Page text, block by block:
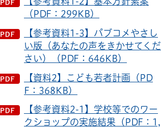
（PDF：299KB）
【参考資料1-3】パブコメやさし
い版（あなたの声をきかせてくだ
さい）（PDF：646KB）
【資料2】こども若者計画（PD
F：368KB）
【参考資料2-1】学校等でのワー
クショップの実施結果（PDF：1,